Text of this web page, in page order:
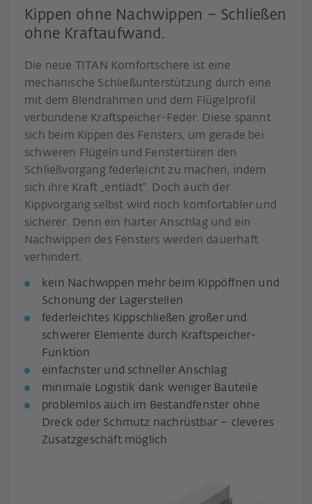
Kippen ohne Nachwippen – Schließen
ohne Kraftaufwand.
Die neue TITAN Komfortschere ist eine
mechanische Schließunterstützung durch eine
mit dem Blendrahmen und dem Flügelprofil
verbundene Kraftspeicher-Feder. Diese spannt
sich beim Kippen des Fensters, um gerade bei
schweren Flügeln und Fenstertüren den
Schließvorgang federleicht zu machen, indem
sich ihre Kraft „entlädt“. Doch auch der
Kippvorgang selbst wird noch komfortabler und
sicherer. Denn ein harter Anschlag und ein
Nachwippen des Fensters werden dauerhaft
verhindert.
kein Nachwippen mehr beim Kippöffnen und
Schonung der Lagerstellen
federleichtes Kippschließen großer und
schwerer Elemente durch Kraftspeicher-
Funktion
einfachster und schneller Anschlag
minimale Logistik dank weniger Bauteile
problemlos auch im Bestandfenster ohne
Dreck oder Schmutz nachrüstbar – cleveres
Zusatzgeschäft möglich